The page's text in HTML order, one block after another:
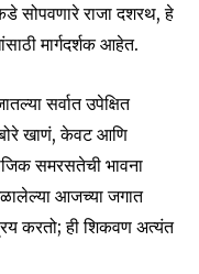
सोपवणारे राजा दशरथ, हे
मार्गदर्शक आहेत.
सर्वात उपेक्षित
खाणं, केवट आणि
समरसतेची भावना
आजच्या जगात
करतो; ही शिकवण अत्यंत